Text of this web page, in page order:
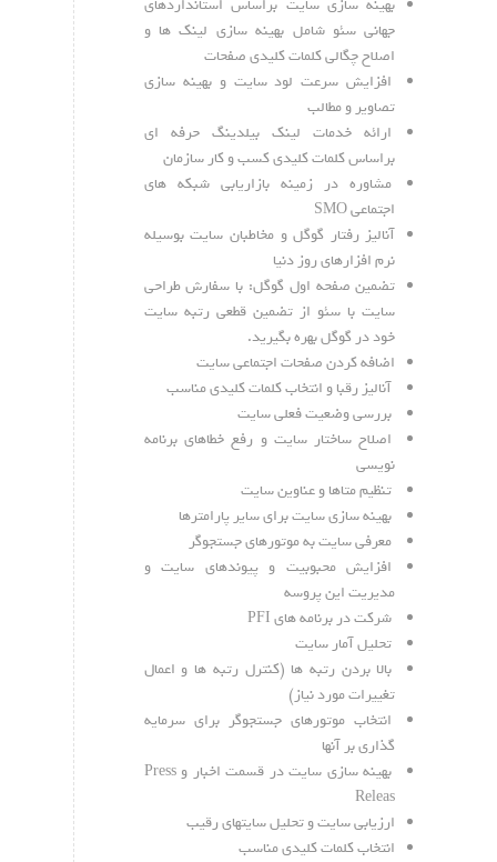
بهینه سازی سایت براساس استانداردهای
جهانی سئو شامل بهینه سازی لینک ها و
اصلاح چگالی کلمات کلیدی صفحات
افزایش سرعت لود سایت و بهینه سازی
تصاویر و مطالب
ارائه خدمات لینک بیلدینگ حرفه ای
براساس کلمات کلیدی کسب و کار سازمان
مشاوره در زمینه بازاریابی شبکه های
اجتماعی SMO
آنالیز رفتار گوگل و مخاطبان سایت بوسیله
نرم افزارهای روز دنیا
تضمین صفحه اول گوگل: با سفارش طراحی
سایت با سئو از تضمین قطعی رتبه سایت
خود در گوگل بهره بگیرید.
اضافه کردن صفحات اجتماعی سایت
آنالیز رقبا و انتخاب کلمات کلیدی مناسب
بررسی وضعیت فعلی سایت
اصلاح ساختار سایت و رفع خطاهای برنامه
نویسی
تنظیم متاها و عناوین سایت
بهینه سازی سایت برای سایر پارامترها
معرفی سایت به موتورهای جستجوگر
افزایش محبوبیت و پیوندهای سایت و
مدیریت این پروسه
شرکت در برنامه های PFI
تحلیل آمار سایت
بالا بردن رتبه ها (کنترل رتبه ها و اعمال
تغییرات مورد نیاز)
انتخاب موتورهای جستجوگر برای سرمایه
گذاری بر آنها
بهینه سازی سایت در قسمت اخبار و Press
Releas
ارزیابی سایت و تحلیل سایتهای رقیب
انتخاب کلمات کلیدی مناسب